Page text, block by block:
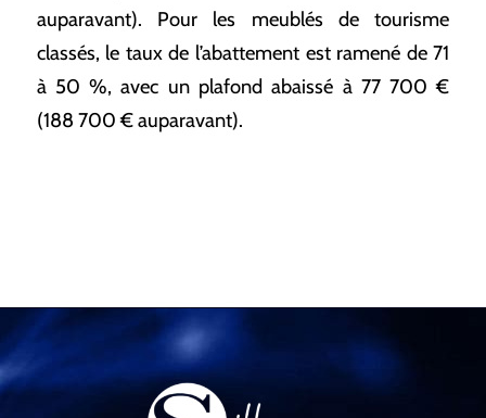
auparavant). Pour les meublés de tourisme
classés, le taux de l’abattement est ramené de 71
à 50 %, avec un plafond abaissé à 77 700 €
(188 700 € auparavant).